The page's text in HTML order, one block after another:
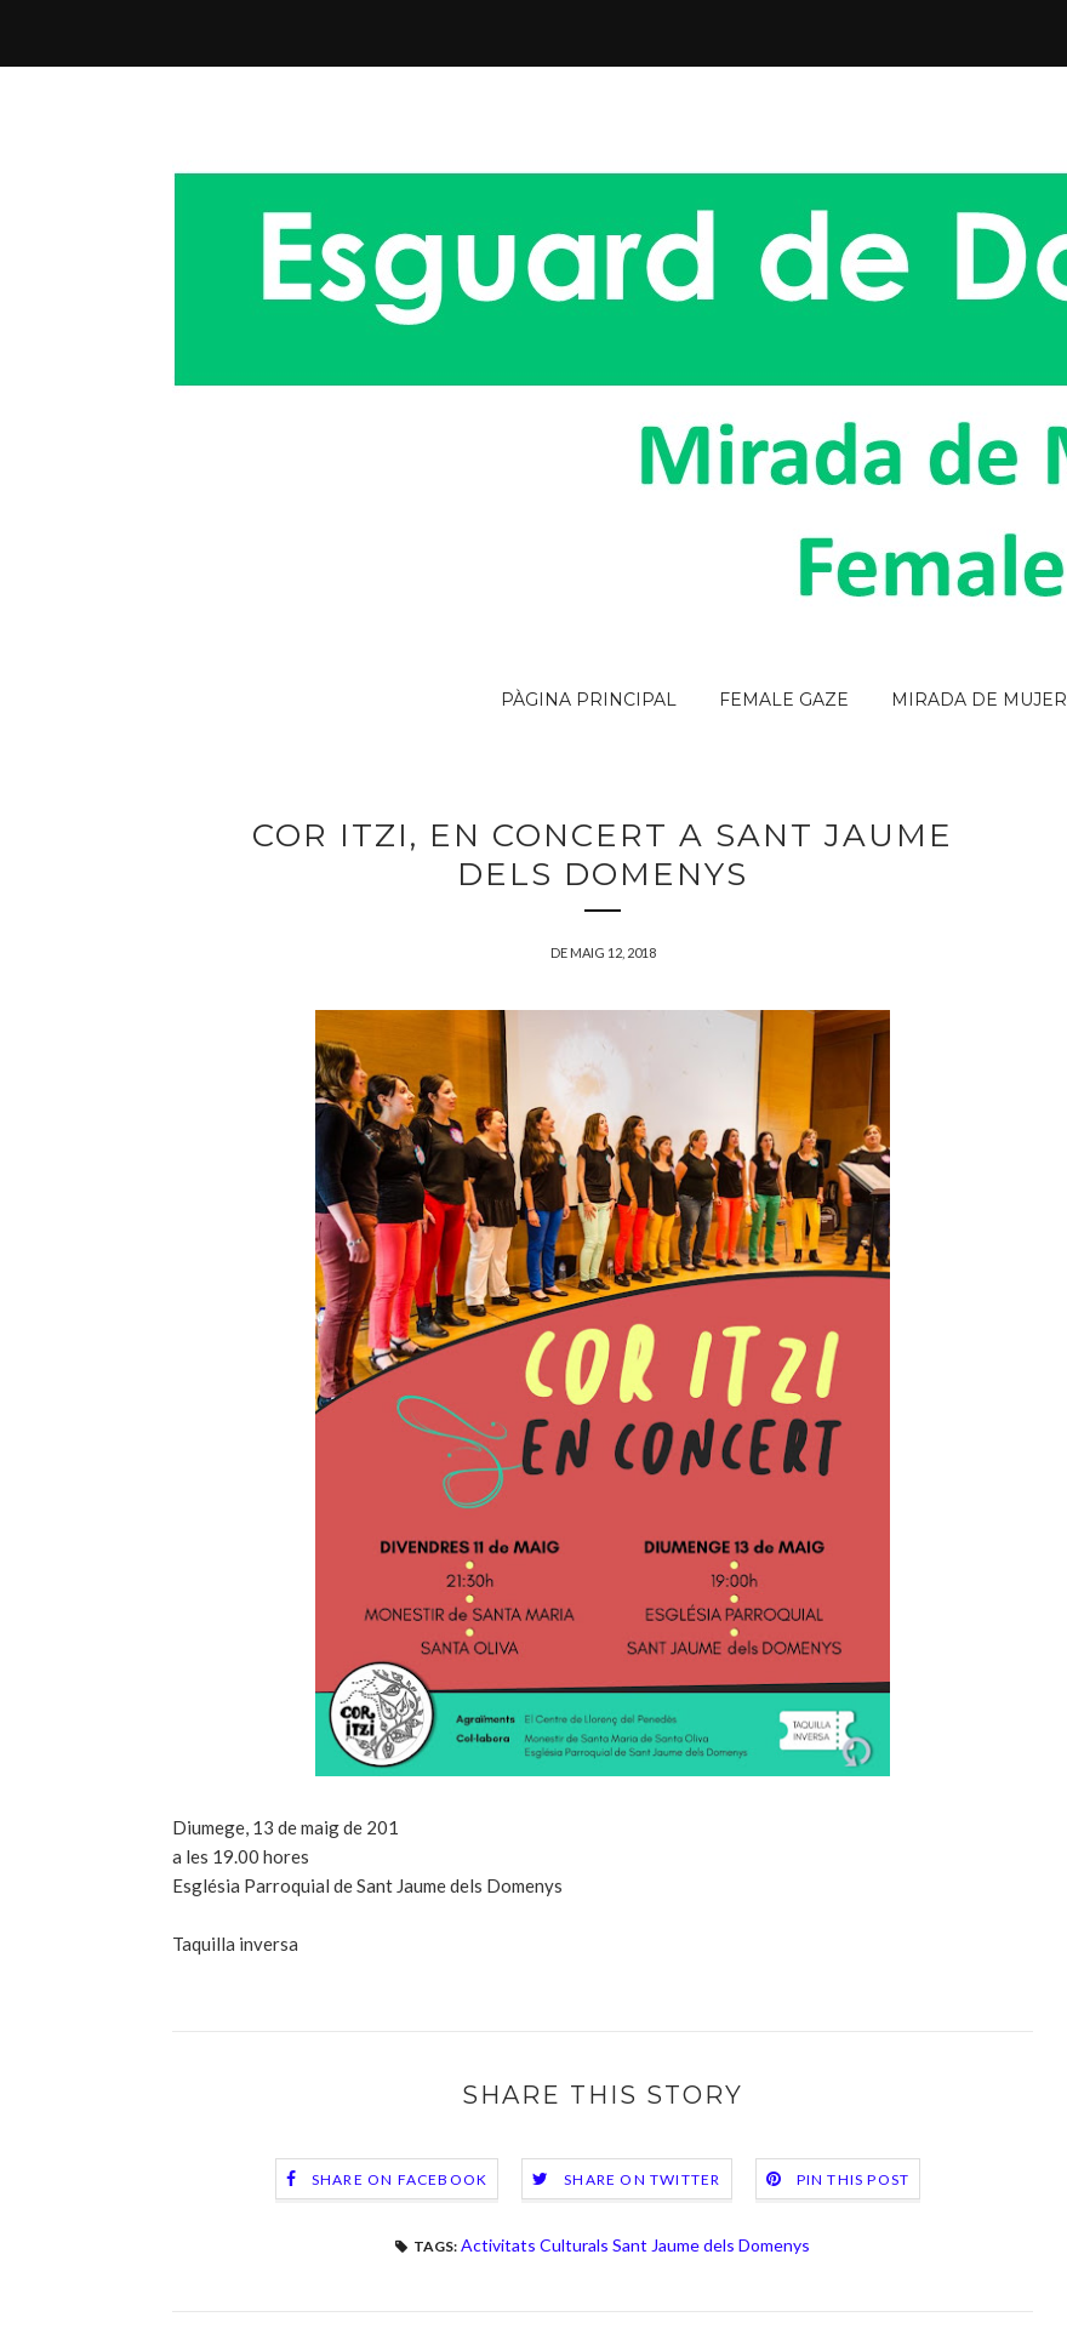
PÀGINA PRINCIPAL FEMALE GAZE MIRADA DE MUJER
COR ITZI, EN CONCERT A SANT JAUME
DELS DOMENYS
DE MAIG 12, 2018
Diumege, 13 de maig de 201
a les 19.00 hores
Església Parroquial de Sant Jaume dels Domenys
Taquilla inversa
SHARE THIS STORY
SHARE ON FACEBOOK SHARE ON TWITTER PIN THIS POST
TAGS: Activitats Culturals Sant Jaume dels Domenys